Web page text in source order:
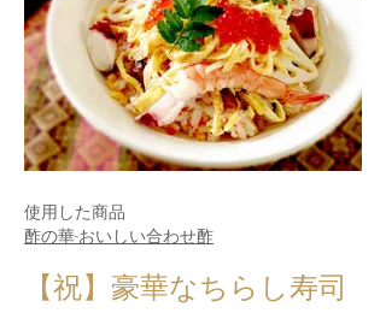
使用した商品
酢の華-おいしい合わせ酢
【祝】豪華なちらし寿司